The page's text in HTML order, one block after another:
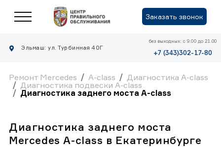
Заказать звонок
Эльмаш: ул. Турбинная 40Г
без выходных: с 9.00 до 21.00
+7 (343)302-17-80
Ремонт Mercedes A-class
Диагностика A-class
Диагностика подвески A-class
Диагностика заднего моста A-class
Диагностика заднего моста
Mercedes A-class в Екатеринбурге